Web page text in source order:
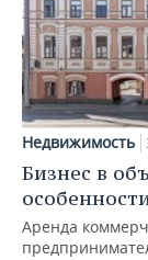
Недвижимость
Бизнес в
Аренда